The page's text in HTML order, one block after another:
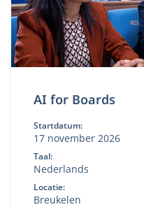
AI for Boards
Startdatum:
17 november 2026
Taal:
Nederlands
Locatie:
Breukelen